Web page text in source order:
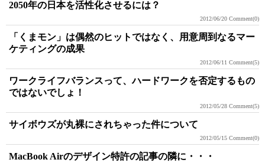
2050年の日本を活性化させるには？
2012/06/20 Comment(0)
「くまモン」は偶然のヒットではなく、用意周到なるマー
ケティングの成果
2012/06/11 Comment(5)
ワークライフバランスって、ハードワークを否定するもの
ではないでしょ！
2012/05/28 Comment(5)
サイボウズが丸裸にされちゃった件について
2012/05/15 Comment(0)
MacBook Airのデザイン特許の記事の隣に・・・